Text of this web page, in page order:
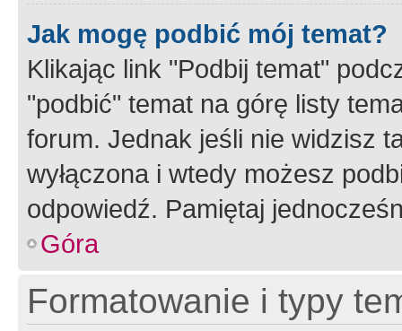
Jak mogę podbić mój temat?
Klikając link "Podbij temat"
"podbić" temat na górę listy
forum. Jednak jeśli nie widzisz
wyłączona i wtedy możesz
odpowiedź. Pamiętaj
Góra
Formatowanie i typy